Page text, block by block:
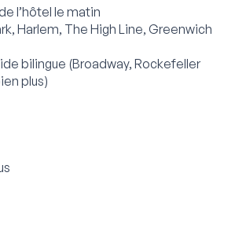
l’hôtel le matin
Harlem, The High Line, Greenwich
bilingue (Broadway, Rockefeller
plus)